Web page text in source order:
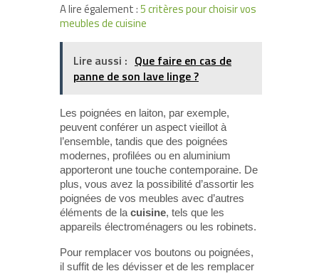
A lire également :5 critères pour choisir vos
meubles de cuisine
Lire aussi : Que faire en cas de
panne de son lave linge ?
Les poignées en laiton, par exemple,
peuvent conférer un aspect vieillot à
l’ensemble, tandis que des poignées
modernes, profilées ou en aluminium
apporteront une touche contemporaine. De
plus, vous avez la possibilité d’assortir les
poignées de vos meubles avec d’autres
éléments de la cuisine, tels que les
appareils électroménagers ou les robinets.
Pour remplacer vos boutons ou poignées,
il suffit de les dévisser et de les remplacer